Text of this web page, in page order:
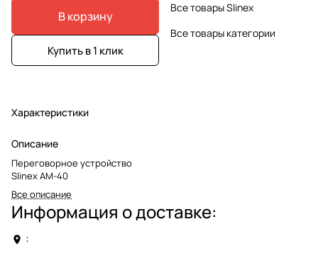
В корзину
Купить в 1 клик
Характеристики
Описание
Переговорное устройство
Slinex AM-40
Все описание
Все товары Slinex
Все товары категории
Информация о доставке:
: